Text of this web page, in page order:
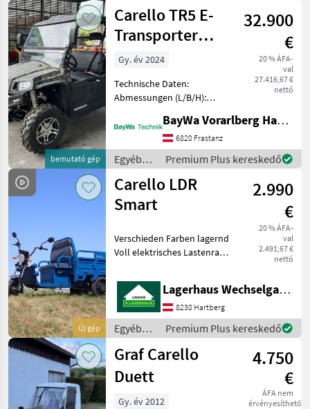
/ Carello
bemutató gép
Carello TR5 E-
Transporter
Allrad 15 KW
32.900
€
20 % ÁFA-
val
27.416,67 €
nettó
Gy. év 2024
Technische Daten:
Abmessungen (L/B/H):
Reichweite: Bis zu 130 km
Motorleistung: 15 KW/37, 5
KW Spitzenleistung / 72V
Lithium-Batterien: 16, 5
kWh
BayWa Vorarlberg HandelsGmbH BayWa Technik
6820 Frastanz
Egyéb
mezőgazdasági
erőgépek
/ Carello
Premium Plus kereskedő
Új gép
Carello LDR
Smart
2.990
€
20 % ÁFA-
val
2.491,67 €
nettó
Verschieden Farben lagernd
Voll elektrisches Lastenrad,
mit Scheibenbremse
digitales Display bis zu
25km/h Zugelassen für den
Straßen
Lagerhaus Wechselgau reg. Gen.m.b.H.
8230 Hartberg
Egyéb
mezőgazdasági
erőgépek
/ Carello
Premium Plus kereskedő
Graf Carello
Duett
4.750
€
ÁFA nem
érvényesíthető
Gy. év 2012